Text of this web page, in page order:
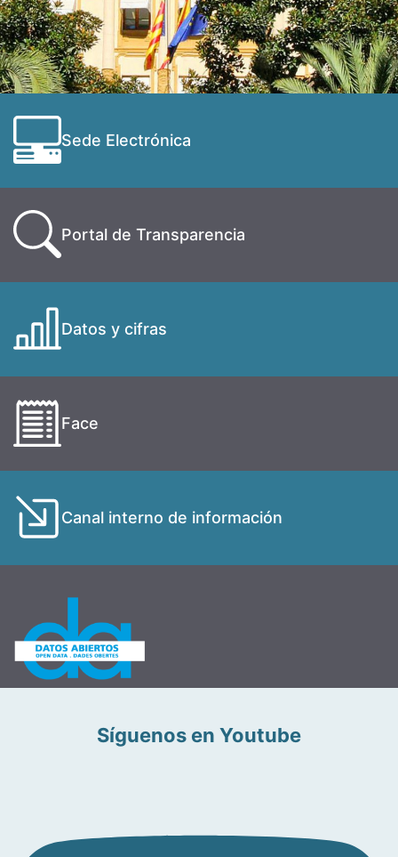
Sede Electrónica
Portal de Transparencia
Datos y cifras
Face
Canal interno de información
Síguenos en Youtube